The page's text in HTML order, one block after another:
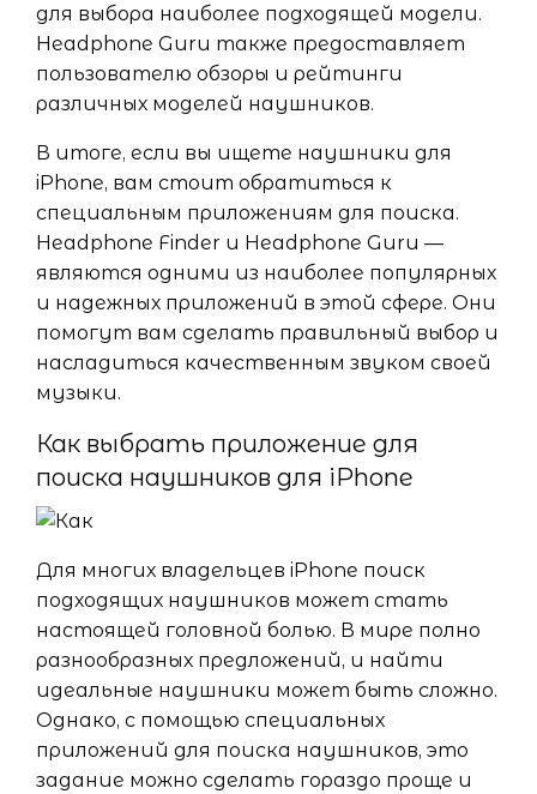
для выбора наиболее подходящей модели.
Headphone Guru также предоставляет
пользователю обзоры и рейтинги
различных моделей наушников.
В итоге, если вы ищете наушники для
iPhone, вам стоит обратиться к
специальным приложениям для поиска.
Headphone Finder и Headphone Guru —
являются одними из наиболее популярных
и надежных приложений в этой сфере. Они
помогут вам сделать правильный выбор и
насладиться качественным звуком своей
музыки.
Как выбрать приложение для
поиска наушников для iPhone
Для многих владельцев iPhone поиск
подходящих наушников может стать
настоящей головной болью. В мире полно
разнообразных предложений, и найти
идеальные наушники может быть сложно.
Однако, с помощью специальных
приложений для поиска наушников, это
задание можно сделать гораздо проще и